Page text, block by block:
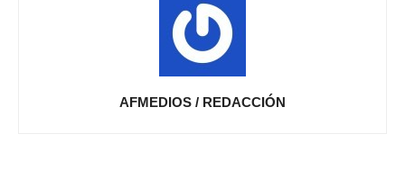
AFMEDIOS / REDACCIÓN